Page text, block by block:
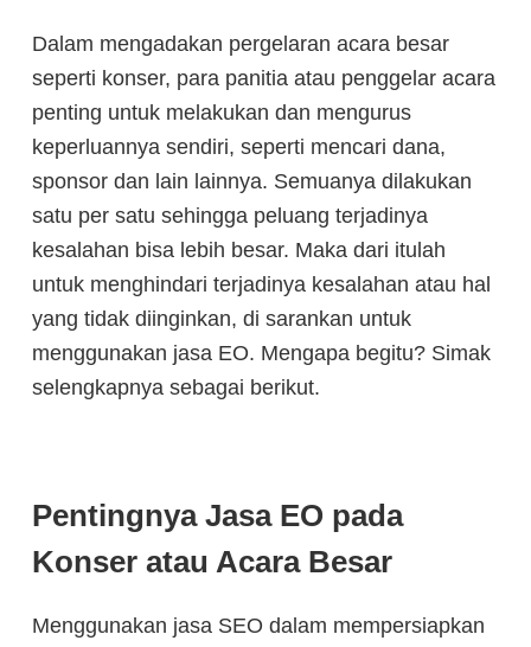
Dalam mengadakan pergelaran acara besar
seperti konser, para panitia atau penggelar acara
penting untuk melakukan dan mengurus
keperluannya sendiri, seperti mencari dana,
sponsor dan lain lainnya. Semuanya dilakukan
satu per satu sehingga peluang terjadinya
kesalahan bisa lebih besar. Maka dari itulah
untuk menghindari terjadinya kesalahan atau hal
yang tidak diinginkan, di sarankan untuk
menggunakan jasa EO. Mengapa begitu? Simak
selengkapnya sebagai berikut.
Pentingnya Jasa EO pada
Konser atau Acara Besar
Menggunakan jasa SEO dalam mempersiapkan